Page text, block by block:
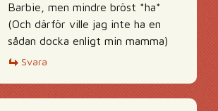
Barbie, men mindre bröst *ha*
(Och därför ville jag inte ha en
sådan docka enligt min mamma)
Svara